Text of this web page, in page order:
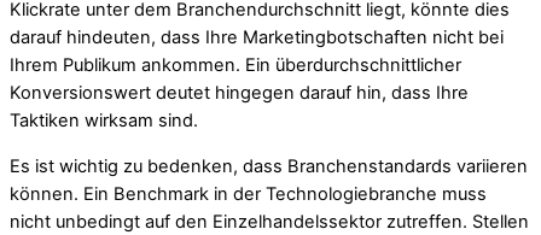
Klickrate unter dem Branchendurchschnitt liegt, könnte dies
darauf hindeuten, dass Ihre Marketingbotschaften nicht bei
Ihrem Publikum ankommen. Ein überdurchschnittlicher
Konversionswert deutet hingegen darauf hin, dass Ihre
Taktiken wirksam sind.
Es ist wichtig zu bedenken, dass Branchenstandards variieren
können. Ein Benchmark in der Technologiebranche muss
nicht unbedingt auf den Einzelhandelssektor zutreffen. Stellen